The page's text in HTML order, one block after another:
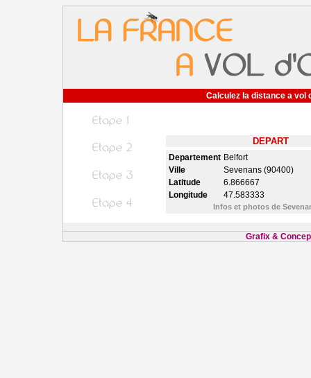
Calculez la distance a vol
DEPART
Departement Belfort
Ville
Sevenans (90400)
Latitude
6.866667
Longitude
47.583333
Infos et photos de
Grafix &